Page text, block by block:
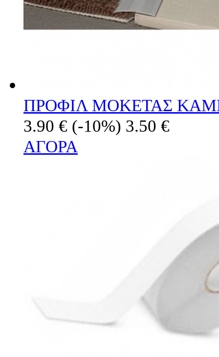
ΠΡΟΦΙΛ ΜΟΚΕΤΑΣ
3.90 € (-10%) 3.50 €
ΑΓΟΡΑ